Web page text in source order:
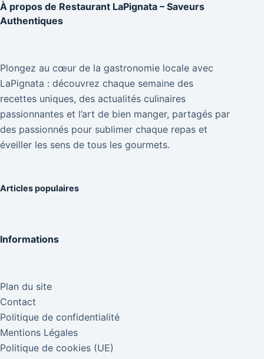
À propos de Restaurant LaPignata – Saveurs
Authentiques
Plongez au cœur de la gastronomie locale avec
LaPignata : découvrez chaque semaine des
recettes uniques, des actualités culinaires
passionnantes et l’art de bien manger, partagés par
des passionnés pour sublimer chaque repas et
éveiller les sens de tous les gourmets.
Articles populaires
Informations
Plan du site
Contact
Politique de confidentialité
Mentions Légales
Politique de cookies (UE)